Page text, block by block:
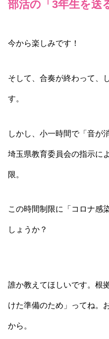
部活の「3年生を送
今から楽しみです！
そして、合奏が終わって、
す。
しかし、小一時間で「音が
埼玉県教育委員会の指示に
限。
この時間制限に「コロナ感
しょうか？
誰か教えてほしいです。根
けた準備のため」ってね。
から。